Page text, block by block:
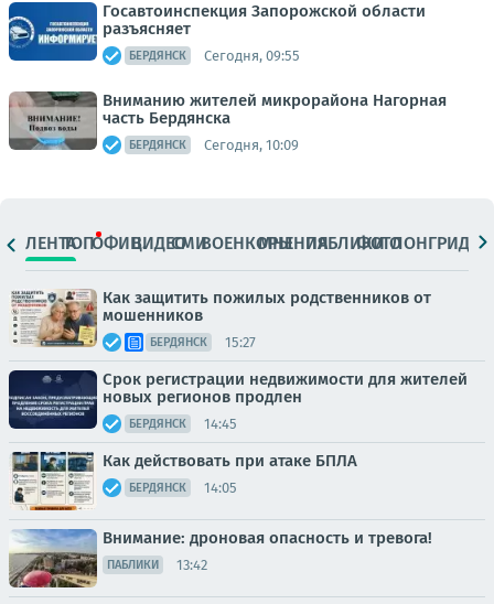
Госавтоинспекция Запорожской области
разъясняет
БЕРДЯНСК Сегодня, 09:55
Вниманию жителей микрорайона Нагорная
часть Бердянска
БЕРДЯНСК Сегодня, 10:09
ЛЕНТАТОПОФИЦ.ВИДЕОСМИВОЕНКОРЫМНЕНИЯПАБЛИКИ
ФОТОЛОНГРИДЫ
Как защитить пожилых родственников от
мошенников
БЕРДЯНСК 15:27
Срок регистрации недвижимости для жителей
новых регионов продлен
БЕРДЯНСК 14:45
Как действовать при атаке БПЛА
БЕРДЯНСК 14:05
Внимание: дроновая опасность и тревога!
ПАБЛИКИ 13:42